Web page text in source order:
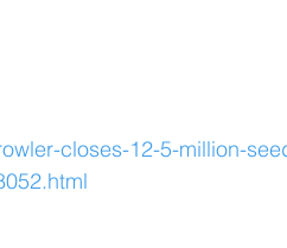
closes-12-5-million-